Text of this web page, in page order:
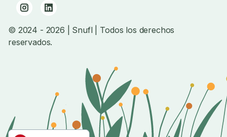
© 2024 - 2026 | Snufl | Todos los derechos
reservados.